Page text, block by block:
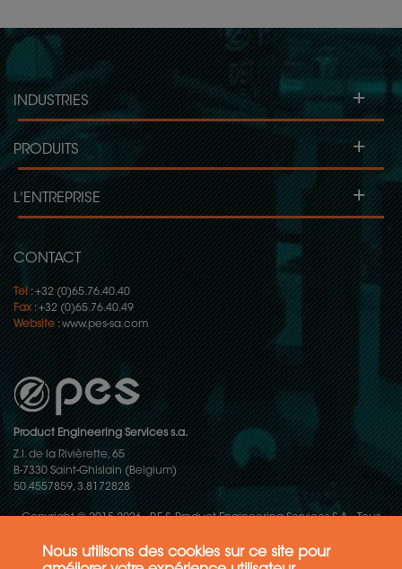
Nous utilisons des cookies sur ce site pour
CONTACT
Tel : +32 (0)65.76.40.40
Fax : +32 (0)65.76.40.49
Website :www.pes-sa.com
Product Engineering Services s.a.
Z.I. de la Rivièrette, 65
B-7330 Saint-Ghislain (Belgium)
50.4557859, 3.8172828
INDUSTRIES +
PRODUITS +
L'ENTREPRISE +
Copyright © 2015-2026 - P.E.S. Product Engineering Services S.A. - Tous
Politique de protection des données